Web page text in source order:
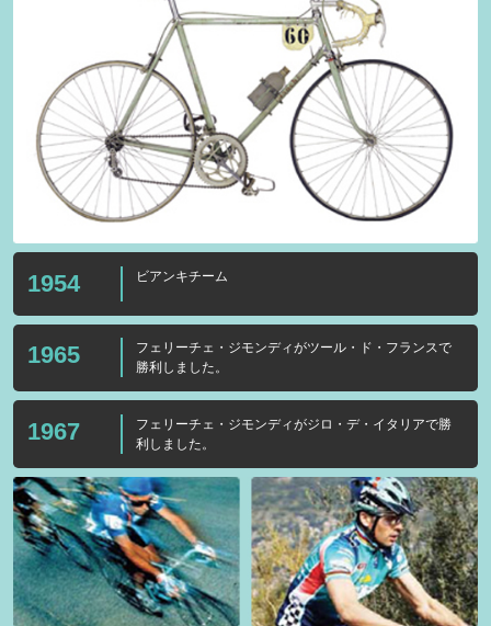
1954 ビアンキチーム
1965
フェリーチェ・ジモンディがツール・ド・フランスで
勝利しました。
1967
フェリーチェ・ジモンディがジロ・デ・イタリアで勝
利しました。